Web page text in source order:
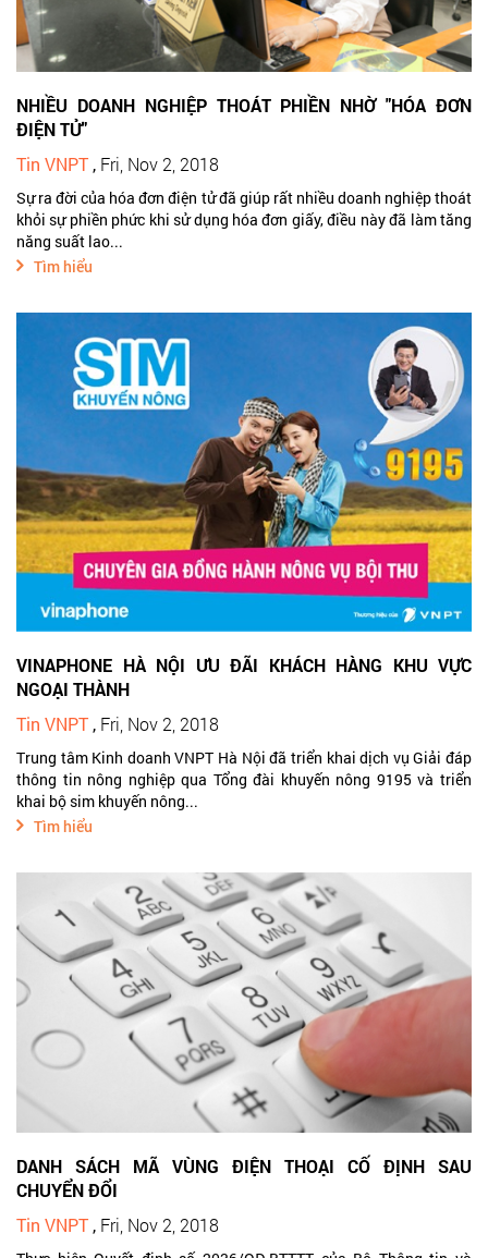
NHIỀU DOANH NGHIỆP THOÁT PHIỀN NHỜ "HÓA ĐƠN
ĐIỆN TỬ"
Tin VNPT, Fri, Nov 2, 2018
Sự ra đời của hóa đơn điện tử đã giúp rất nhiều doanh nghiệp thoát
khỏi sự phiền phức khi sử dụng hóa đơn giấy, điều này đã làm tăng
năng suất lao...
Tìm hiểu
VINAPHONE HÀ NỘI ƯU ĐÃI KHÁCH HÀNG KHU VỰC
NGOẠI THÀNH
Tin VNPT , Fri, Nov 2, 2018
Trung tâm Kinh doanh VNPT Hà Nội đã triển khai dịch vụ Giải đáp
thông tin nông nghiệp qua Tổng đài khuyến nông 9195 và triển
khai bộ sim khuyến nông...
Tìm hiểu
DANH SÁCH MÃ VÙNG ĐIỆN THOẠI CỐ ĐỊNH SAU
CHUYỂN ĐỔI
Tin VNPT , Fri, Nov 2, 2018